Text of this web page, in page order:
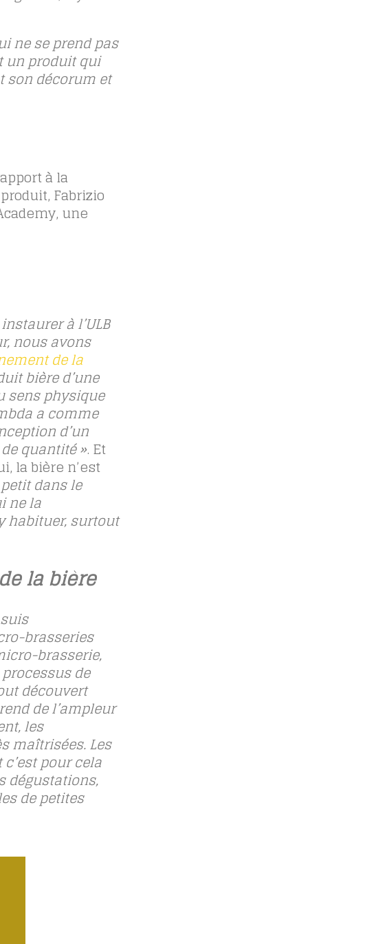
ne se prend pas
un produit qui
son décorum et
à la
Fabrizio
une
à l’ULB
nous avons
de la
bière d’une
sens physique
a comme
d’un
quantité ». Et
la bière n’est
dans le
ne la
habituer, surtout
la bière
brasseries
brasserie,
de
découvert
de l’ampleur
les
maîtrisées. Les
pour cela
dégustations,
de petites